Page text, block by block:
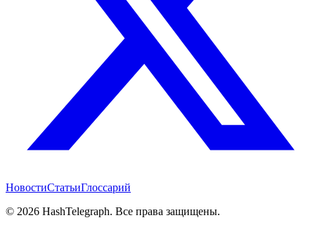
НовостиСтатьиГлоссарий
© 2026 HashTelegraph. Все права защищены.